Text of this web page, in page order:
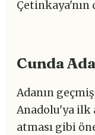
Çetinkaya'nın
Cunda
Adanın
Anadolu'ya ilk
atması gibi